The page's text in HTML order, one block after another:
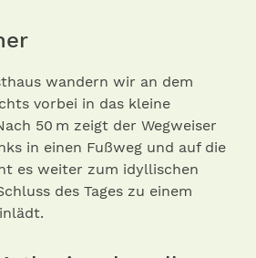
wandern wir an dem
vorbei in das kleine
50 m zeigt der Wegweiser
in einen Fußweg und auf die
es weiter zum idyllischen
des Tages zu einem